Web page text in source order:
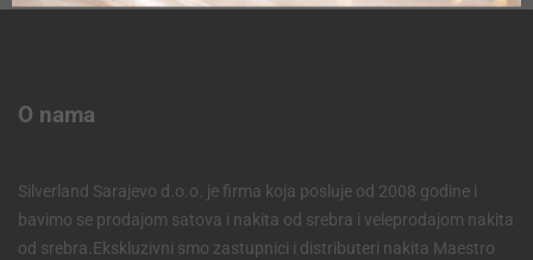
O nama
Silverland Sarajevo d.o.o. je firma koja posluje od 2008 godine i
bavimo se prodajom satova i nakita od srebra i veleprodajom nakita
od srebra.Ekskluzivni smo zastupnici i distributeri nakita Maestro